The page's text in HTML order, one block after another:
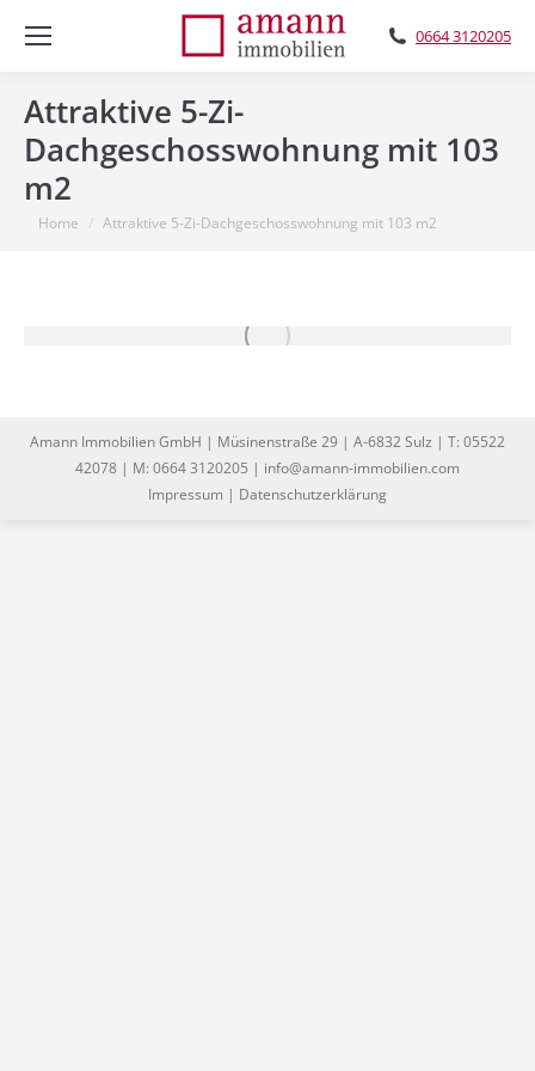
0664 3120205
Attraktive 5-Zi-
Dachgeschosswohnung mit 103
m2
You are here:
Home Attraktive 5-Zi-Dachgeschosswohnung mit 103 m2
Amann Immobilien GmbH | Müsinenstraße 29 | A-6832 Sulz | T: 05522
42078 | M: 0664 3120205 | info@amann-immobilien.com
Impressum | Datenschutzerklärung